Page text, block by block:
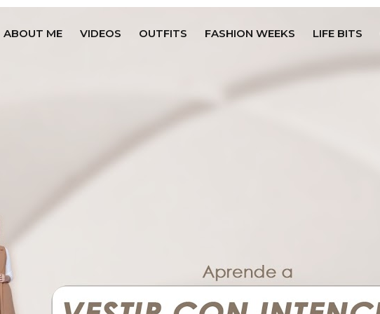
ABOUT ME VIDEOS OUTFITS FASHION WEEKS LIFE BITS